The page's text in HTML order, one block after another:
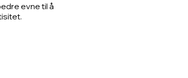
evne til å